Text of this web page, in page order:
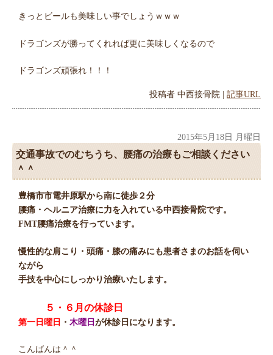
きっとビールも美味しい事でしょうｗｗｗ
ドラゴンズが勝ってくれれば更に美味しくなるので
ドラゴンズ頑張れ！！！
投稿者 中西接骨院 | 記事URL
2015年5月18日 月曜日
交通事故でのむちうち、腰痛の治療もご相談ください
＾＾
豊橋市市電井原駅から南に徒歩２分
腰痛・ヘルニア治療に力を入れている中西接骨院です。
FMT腰痛治療を行っています。
慢性的な肩こり・頭痛・膝の痛みにも患者さまのお話を伺い
ながら
手技を中心にしっかり治療いたします。
５・６月の休診日
第一日曜日 ・ 木曜日が休診日になります。
こんばんは＾＾